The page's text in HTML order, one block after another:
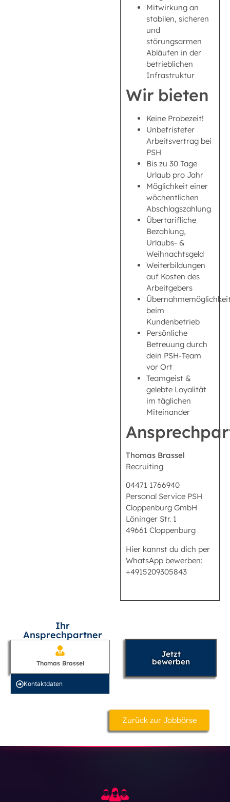
Mitwirkung an
stabilen, sicheren
und
störungsarmen
Abläufen in der
betrieblichen
Infrastruktur
Wir bieten
Keine Probezeit!
Unbefristeter
Arbeitsvertrag bei
PSH
Bis zu 30 Tage
Urlaub pro Jahr
Möglichkeit einer
wöchentlichen
Abschlagszahlung
Übertarifliche
Bezahlung,
Urlaubs- &
Weihnachtsgeld
Weiterbildungen
auf Kosten des
Arbeitgebers
beim
Kundenbetrieb
Persönliche
Betreuung durch
dein PSH-Team
vor Ort
Teamgeist &
gelebte Loyalität
im täglichen
Miteinander
Thomas Brassel
Recruiting
04471 1766940
Personal Service PSH
Cloppenburg GmbH
Löninger Str. 1
49661 Cloppenburg
Hier kannst du dich per
WhatsApp bewerben:
+4915209305843
Ihr
Ansprechpartner
Thomas Brassel
Kontakt­daten
Jetzt
bewerben
Zurück zur Jobbörse